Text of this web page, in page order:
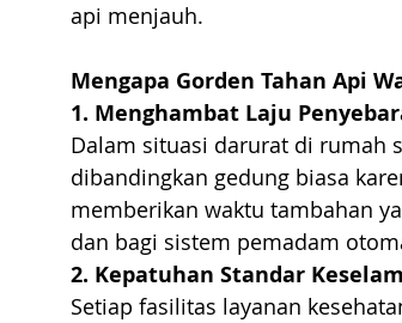
api menjauh.
Mengapa Gorden Tahan Api
1. Menghambat Laju
Dalam situasi darurat di rumah
dibandingkan gedung biasa
memberikan waktu tambahan
dan bagi sistem pemadam
2. Kepatuhan Standar
Setiap fasilitas layanan